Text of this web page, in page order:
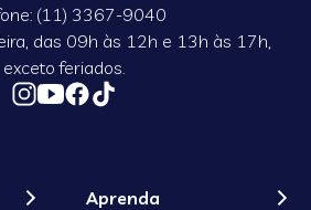
(11) 3367-9040
das 09h às 12h e 13h às 17h,
exceto feriados.
Aprenda